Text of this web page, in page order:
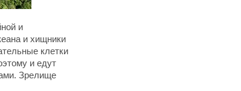
и
и хищники
клетки
и едут
Зрелище